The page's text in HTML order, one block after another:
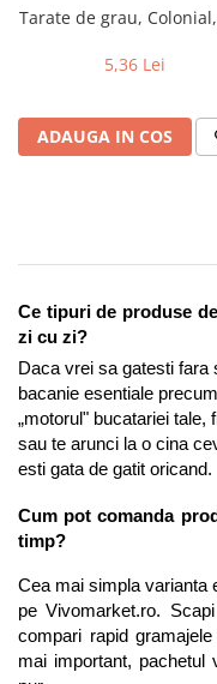
Tarate de grau,
5,36 Lei
ADAUGA IN COS
Ce tipuri de produse
zi cu zi?
Daca vrei sa gatesti
bacanie esentiale
„motorul" bucatariei tale,
sau te arunci la o cina
esti gata de gatit oricand.
Cum pot comanda
timp?
Cea mai simpla varianta
pe Vivomarket.ro.
compari rapid
mai important,